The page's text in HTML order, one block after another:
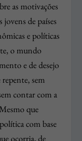
as motivações
de países
e políticas
o mundo
e de desejo
repente, sem
contar com a
que
com base
ocorria, de